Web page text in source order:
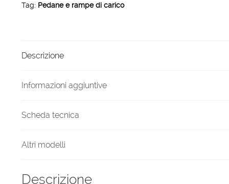
M100
Tag: Pedane e rampe di carico
Descrizione
Informazioni aggiuntive
Scheda tecnica
Altri modelli
Descrizione